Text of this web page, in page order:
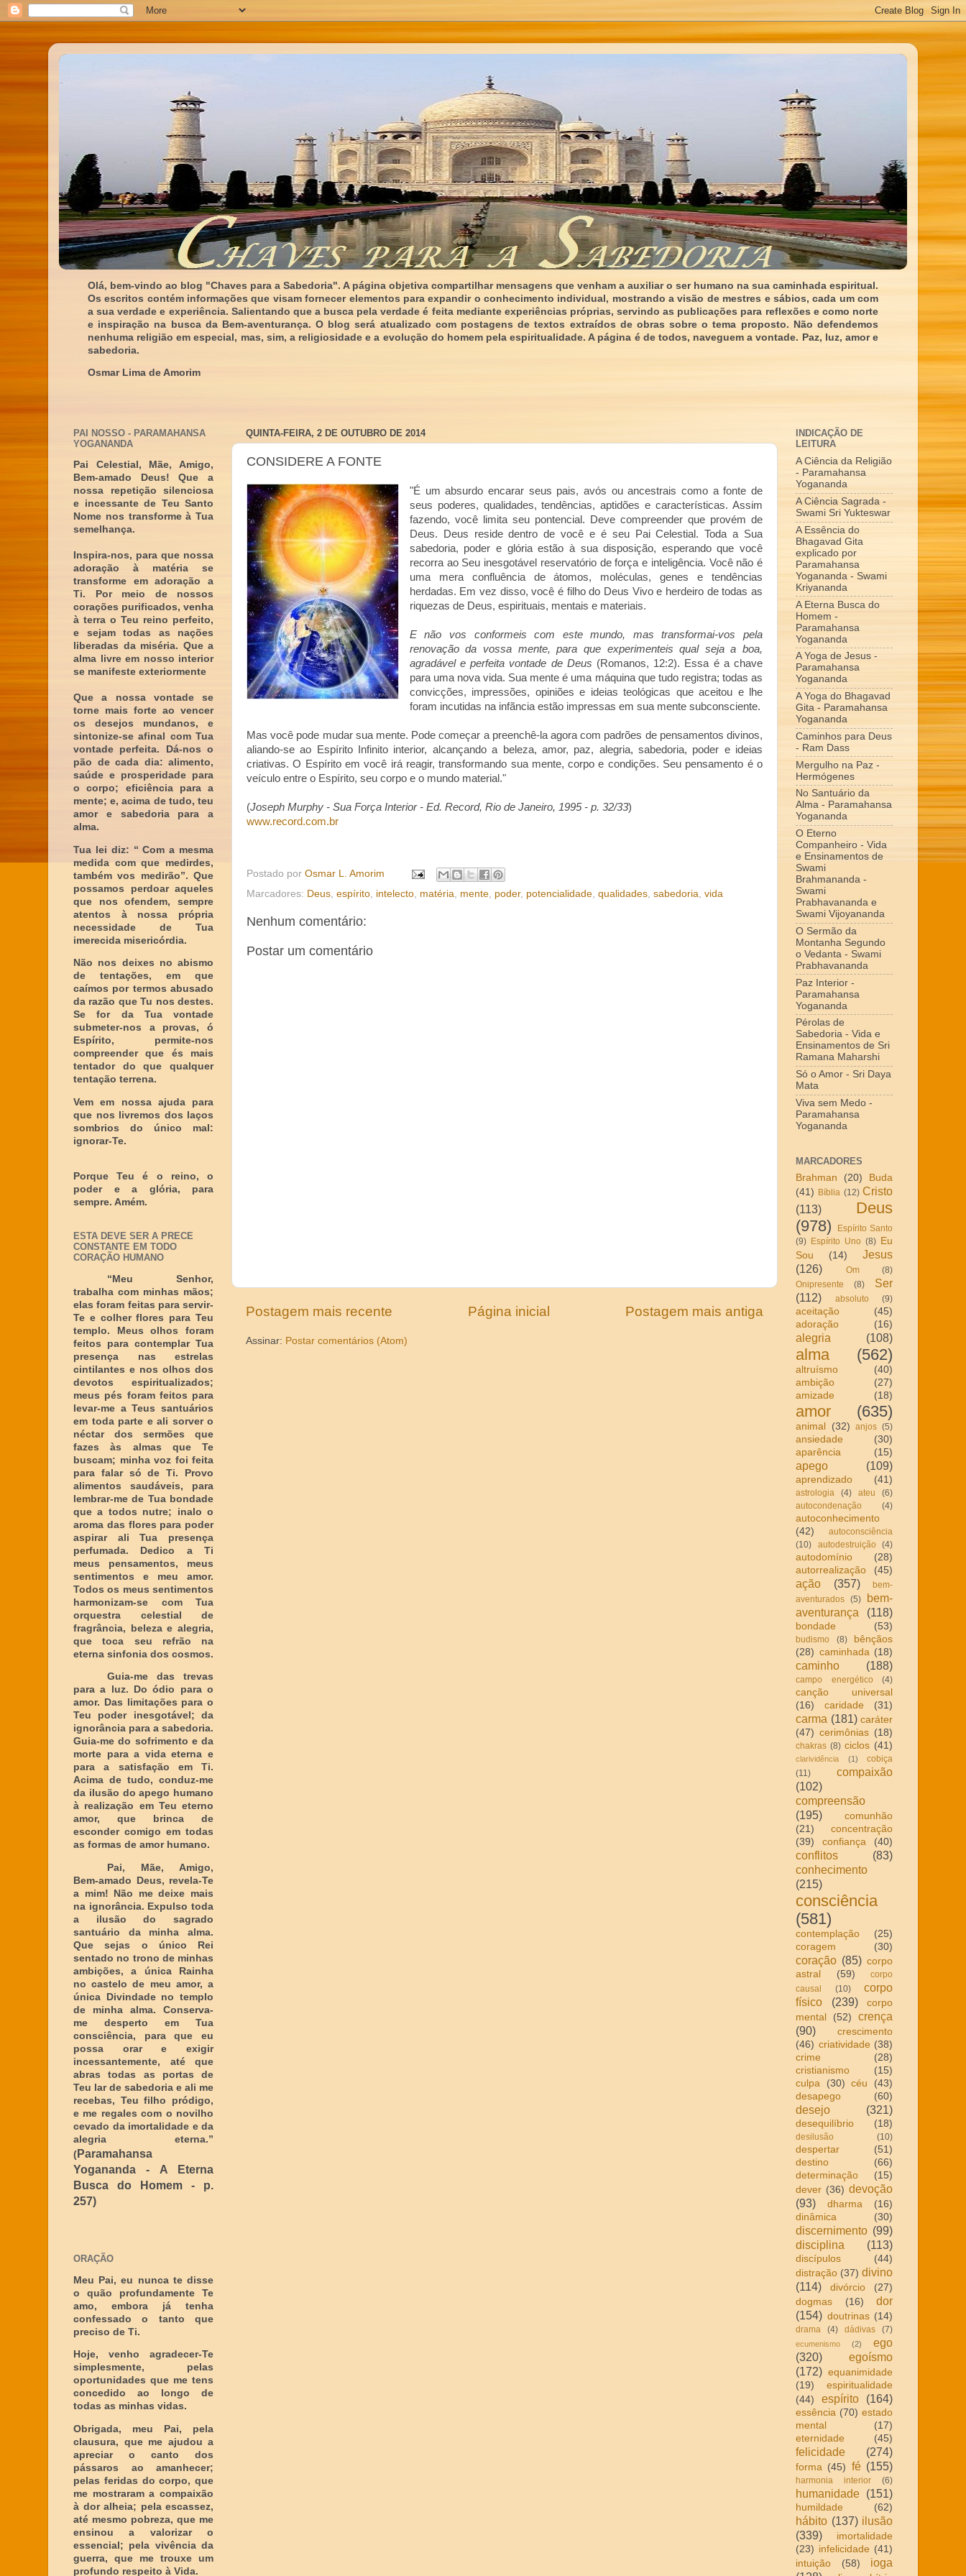
Olá, bem-vindo ao blog "Chaves para a Sabedoria". A página objetiva compartilhar mensagens que venham a auxiliar o ser humano na sua caminhada espiritual.
Os escritos contém informações que visam fornecer elementos para expandir o conhecimento individual, mostrando a visão de mestres e sábios, cada um com
a sua verdade e experiência. Salientando que a busca pela verdade é feita mediante experiências próprias, servindo as publicações para reflexões e como norte
e inspiração na busca da Bem-aventurança. O blog será atualizado com postagens de textos extraídos de obras sobre o tema proposto. Não defendemos
nenhuma religião em especial, mas, sim, a religiosidade e a evolução do homem pela espiritualidade. A página é de todos, naveguem a vontade. Paz, luz, amor e
sabedoria.
Osmar Lima de Amorim
QUINTA-FEIRA, 2 DE OUTUBRO DE 2014
CONSIDERE A FONTE
"É um absurdo encarar seus pais, avós ou ancestrais como a fonte de
seus poderes, qualidades, tendências, aptidões e características. Assim
fazendo, você limita seu pontencial. Deve compreender que provém de
Deus. Deus reside dentro de você e é seu Pai Celestial. Toda a Sua
sabedoria, poder e glória estão à sua disposição, esperando que você
recorra ao Seu inesgotável reservatório de força e inteligência. Você não é
uma mera confluência de átomos, moléculas, genes e tendências
herdadas. Em vez disso, você é filho do Deus Vivo e herdeiro de todas as
riquezas de Deus, espirituais, mentais e materiais.
E não vos conformeis com este mundo, mas transformai-vos pela
renovação da vossa mente, para que experimenteis qual seja a boa,
agradável e perfeita vontade de Deus (Romanos, 12:2). Essa é a chave
para uma nova vida. Sua mente é uma máquina que tudo registra; todas as
convicções, impressões, opiniões e ideias teológicas que aceitou e lhe
foram incutidas na infãncia estão impressas em sua mente subconsciente.
Mas você pode mudar sua mente. Pode começar a preenchê-la agora com padrões de pensamentos divinos,
aliando-se ao Espírito Infinito interior, alcançando a beleza, amor, paz, alegria, sabedoria, poder e ideias
criativas. O Espírito em você irá reagir, transformando sua mente, corpo e condições. Seu pensamento é o
veículo entre o Espírito, seu corpo e o mundo material."
(Joseph Murphy - Sua Força Interior - Ed. Record, Rio de Janeiro, 1995 - p. 32/33)
www.record.com.br
Postado por Osmar L. Amorim
Marcadores: Deus espírito intelecto matéria mente poder, potencialidade qualidades sabedoria vida
Nenhum comentário:
Postar um comentário
Postagem mais recente Postagem mais antiga
Página inicial
Assinar: Postar comentários (Atom)
PAI NOSSO - PARAMAHANSA
YOGANANDA
Pai Celestial, Mãe, Amigo,
Bem-amado Deus! Que a
nossa repetição silenciosa
e incessante de Teu Santo
Nome nos transforme à Tua
semelhança.
Inspira-nos, para que nossa
adoração à matéria se
transforme em adoração a
Ti. Por meio de nossos
corações purificados, venha
à terra o Teu reino perfeito,
e sejam todas as nações
liberadas da miséria. Que a
alma livre em nosso interior
se manifeste exteriormente
Que a nossa vontade se
torne mais forte ao vencer
os desejos mundanos, e
sintonize-se afinal com Tua
vontade perfeita. Dá-nos o
pão de cada dia: alimento,
saúde e prosperidade para
o corpo; eficiência para a
mente; e, acima de tudo, teu
amor e sabedoria para a
alma.
Tua lei diz: “ Com a mesma
medida com que medirdes,
também vos medirão”. Que
possamos perdoar aqueles
que nos ofendem, sempre
atentos à nossa própria
necessidade de Tua
imerecida misericórdia.
Não nos deixes no abismo
de tentações, em que
caímos por termos abusado
da razão que Tu nos destes.
Se for da Tua vontade
submeter-nos a provas, ó
Espírito, permite-nos
compreender que és mais
tentador do que qualquer
tentação terrena.
Vem em nossa ajuda para
que nos livremos dos laços
sombrios do único mal:
ignorar-Te.
Porque Teu é o reino, o
poder e a glória, para
sempre. Amém.
ESTA DEVE SER A PRECE
CONSTANTE EM TODO
CORAÇÃO HUMANO
“Meu Senhor,
trabalha com minhas mãos;
elas foram feitas para servir-
Te e colher flores para Teu
templo. Meus olhos foram
feitos para contemplar Tua
presença nas estrelas
cintilantes e nos olhos dos
devotos espiritualizados;
meus pés foram feitos para
levar-me a Teus santuários
em toda parte e ali sorver o
néctar dos sermões que
fazes às almas que Te
buscam; minha voz foi feita
para falar só de Ti. Provo
alimentos saudáveis, para
lembrar-me de Tua bondade
que a todos nutre; inalo o
aroma das flores para poder
aspirar ali Tua presença
perfumada. Dedico a Ti
meus pensamentos, meus
sentimentos e meu amor.
Todos os meus sentimentos
harmonizam-se com Tua
orquestra celestial de
fragrância, beleza e alegria,
que toca seu refrão na
eterna sinfonia dos cosmos.
Guia-me das trevas
para a luz. Do ódio para o
amor. Das limitações para o
Teu poder inesgotável; da
ignorância para a sabedoria.
Guia-me do sofrimento e da
morte para a vida eterna e
para a satisfação em Ti.
Acima de tudo, conduz-me
da ilusão do apego humano
à realização em Teu eterno
amor, que brinca de
esconder comigo em todas
as formas de amor humano.
Pai, Mãe, Amigo,
Bem-amado Deus, revela-Te
a mim! Não me deixe mais
na ignorância. Expulso toda
a ilusão do sagrado
santuário da minha alma.
Que sejas o único Rei
sentado no trono de minhas
ambições, a única Rainha
no castelo de meu amor, a
única Divindade no templo
de minha alma. Conserva-
me desperto em Tua
consciência, para que eu
possa orar e exigir
incessantemente, até que
abras todas as portas de
Teu lar de sabedoria e ali me
recebas, Teu filho pródigo,
e me regales com o novilho
cevado da imortalidade e da
alegria eterna.”
( Paramahansa
Yogananda - A Eterna
Busca do Homem - p.
257)
ORAÇÃO
Meu Pai, eu nunca te disse
o quão profundamente Te
amo, embora já tenha
confessado o tanto que
preciso de Ti.
Hoje, venho agradecer-Te
simplesmente, pelas
oportunidades que me tens
concedido ao longo de
todas as minhas vidas.
Obrigada, meu Pai, pela
clausura, que me ajudou a
apreciar o canto dos
pássaros ao amanhecer;
pelas feridas do corpo, que
me mostraram a compaixão
à dor alheia; pela escassez,
até mesmo pobreza, que me
ensinou a valorizar o
essencial; pela vivência da
guerra, que me trouxe um
profundo respeito à Vida.
INDICAÇÃO DE
LEITURA
A Ciência da Religião
- Paramahansa
Yogananda
A Ciência Sagrada -
Swami Sri Yukteswar
A Essência do
Bhagavad Gita
explicado por
Paramahansa
Yogananda - Swami
Kriyananda
A Eterna Busca do
Homem -
Paramahansa
Yogananda
A Yoga de Jesus -
Paramahansa
Yogananda
A Yoga do Bhagavad
Gita - Paramahansa
Yogananda
Caminhos para Deus
- Ram Dass
Mergulho na Paz -
Hermógenes
No Santuário da
Alma - Paramahansa
Yogananda
O Eterno
Companheiro - Vida
e Ensinamentos de
Swami
Brahmananda -
Swami
Prabhavananda e
Swami Vijoyananda
O Sermão da
Montanha Segundo
o Vedanta - Swami
Prabhavananda
Paz Interior -
Paramahansa
Yogananda
Pérolas de
Sabedoria - Vida e
Ensinamentos de Sri
Ramana Maharshi
Só o Amor - Sri Daya
Mata
Viva sem Medo -
Paramahansa
Yogananda
MARCADORES
Brahman
(20)
Buda
(41) Bíblia (12) Cristo
(113)
Deus
(978)
Espírito Santo
(9) Espírito Uno (8) Eu
Sou
(14)
Jesus
(126)
Om
(8)
Onipresente
(8)
Ser
(112)
absoluto (9)
aceitação
(45)
adoração
(16)
alegria (108)
alma (562)
altruísmo
(40)
ambição
(27)
amizade
(18)
amor (635)
animal (32) anjos (5)
ansiedade
(30)
aparência
(15)
apego (109)
aprendizado (41)
astrologia (4) ateu
(6)
autocondenação
(4)
autoconhecimento
(42)
autoconsciência
(10)
autodestruição (4)
autodomínio
(28)
autorrealização
(45)
ação (357)
bem-
aventurados (5)
bem-
aventurança
(118)
bondade (53)
budismo (8)
bênçãos
(28) caminhada (18)
caminho (188)
campo energético (4)
canção universal
(16)
caridade (31)
carma (181) caráter
(47) cerimônias (18)
chakras (8) ciclos (41)
clarividência (1)
cobiça
(11)
compaixão
(102)
compreensão
(195)
comunhão
(21)
concentração
(39)
confiança (40)
conflitos
(83)
conhecimento
(215)
consciência
(581)
contemplação
(25)
coragem
(30)
coração (85) corpo
astral
(59)
corpo
causal
(10)
corpo
físico
(239)
corpo
mental
(52)
crença
(90)
crescimento
(46) criatividade (38)
crime
(28)
cristianismo
(15)
culpa
(30) céu
(43)
desapego
(60)
desejo (321)
desequilíbrio (18)
desilusão (10)
despertar
(51)
destino
(66)
determinação
(15)
dever (36) devoção
(93)
dharma
(16)
dinâmica
(30)
discernimento (99)
disciplina
(113)
discípulos
(44)
distração (37) divino
(114)
divórcio
(27)
dogmas
(16)
dor
(154) doutrinas (14)
drama (4) dádivas (7)
ecumenismo (2)
ego
(320)
egoísmo
(172) equanimidade
(19)
espiritualidade
(44)
espírito (164)
essência (70) estado
mental
(17)
eternidade
(45)
felicidade (274)
forma (45) fé (155)
harmonia interior (6)
humanidade (151)
humildade (62)
hábito (137) ilusão
(339)
imortalidade
(23) infelicidade (41)
intuição
(58)
ioga